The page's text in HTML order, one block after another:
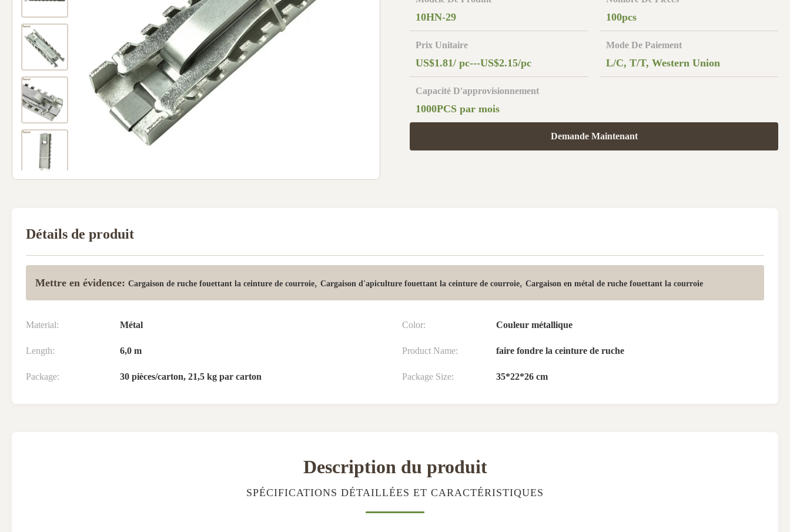
10HN-29 100pcs
Prix Unitaire
US$1.81/ pc---US$2.15/pc
Mode De Paiement
L/C, T/T, Western Union
Capacité D'approvisionnement
1000PCS par mois
Demande Maintenant
Détails de produit
Mettre en évidence: Cargaison de ruche fouettant la ceinture de courroie, Cargaison d'apiculture fouettant la ceinture de courroie, Cargaison en métal de ruche fouettant la courroie
Material: Métal Color: Couleur métallique
Length: 6,0 m Product Name: faire fondre la ceinture de ruche
Package: 30 pièces/carton, 21,5 kg par carton Package Size: 35*22*26 cm
Description du produit
SPÉCIFICATIONS DÉTAILLÉES ET CARACTÉRISTIQUES